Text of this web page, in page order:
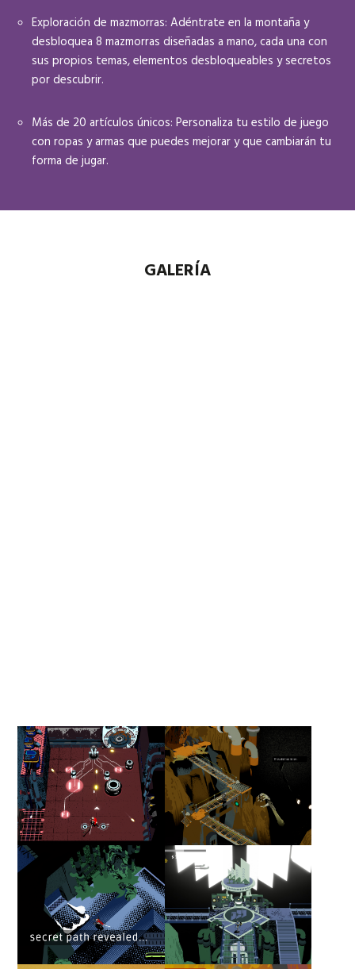
Exploración de mazmorras: Adéntrate en la montaña y
desbloquea 8 mazmorras diseñadas a mano, cada una con
sus propios temas, elementos desbloqueables y secretos
por descubrir.
Más de 20 artículos únicos: Personaliza tu estilo de juego
con ropas y armas que puedes mejorar y que cambiarán tu
forma de jugar.
GALERÍA